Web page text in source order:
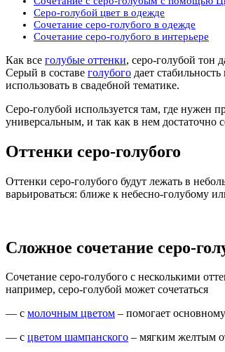
Серо-голубой цвет в одежде
Сочетание серо-голубого в одежде
Сочетание серо-голубого в интерьере
Как все голубые оттенки, серо-голубой тон
Серый в составе голубого дает
использовать в свадебной тематике.
Серо-голубой используется там, где нужен
универсальным, и так как в нем достаточно
Оттенки серо-голубого
Оттенки серо-голубого будут лежать в
варьироваться: ближе к небесно-голубому
Сложное сочетание серо-
Сочетание серо-голубого с несколькими
например, серо-голубой может сочетаться
— с молочным цветом – помогает
— с цветом шампанского – мягким желтым